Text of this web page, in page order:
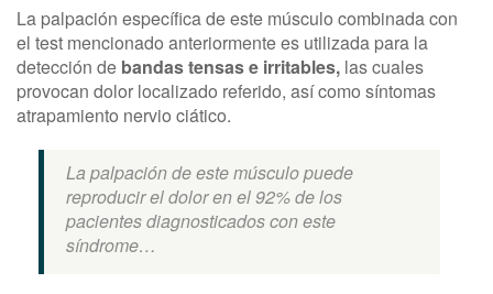
La palpación específica de este músculo combinada con
el test mencionado anteriormente es utilizada para la
detección de bandas tensas e irritables, las cuales
provocan dolor localizado referido, así como síntomas
atrapamiento nervio ciático.
La palpación de este músculo puede
reproducir el dolor en el 92% de los
pacientes diagnosticados con este
síndrome…